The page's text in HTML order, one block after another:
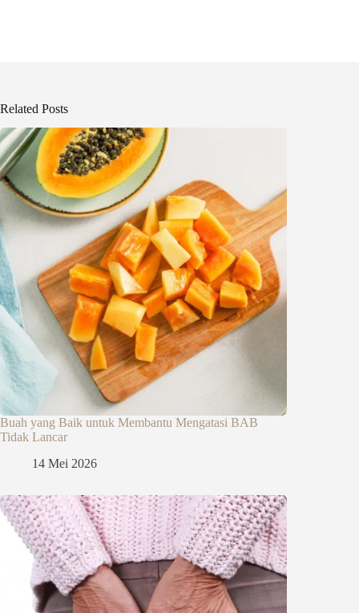
Related Posts
Buah yang Baik untuk Membantu Mengatasi BAB
Tidak Lancar
14 Mei 2026